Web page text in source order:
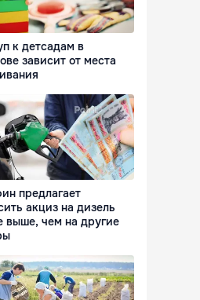
к детсадам в
зависит от места
предлагает
акциз на дизель
выше, чем на другие